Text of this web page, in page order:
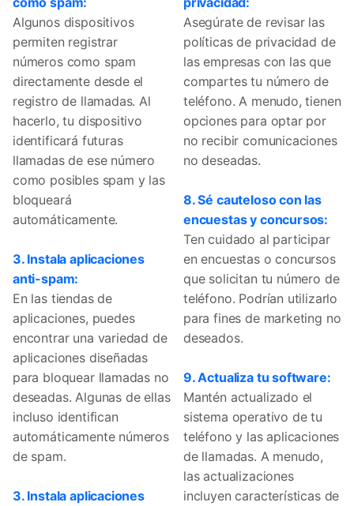
Algunos dispositivos
permiten registrar
números como spam
directamente desde el
registro de llamadas. Al
hacerlo, tu dispositivo
identificará futuras
llamadas de ese número
como posibles spam y las
bloqueará
automáticamente.
3. Instala aplicaciones
anti-spam:
En las tiendas de
aplicaciones, puedes
encontrar una variedad de
aplicaciones diseñadas
para bloquear llamadas no
deseadas. Algunas de ellas
incluso identifican
automáticamente números
de spam.
3. Instala aplicaciones
Asegúrate de revisar las
políticas de privacidad de
las empresas con las que
compartes tu número de
teléfono. A menudo, tienen
opciones para optar por
no recibir comunicaciones
no deseadas.
8. Sé cauteloso con las
encuestas y concursos:
Ten cuidado al participar
en encuestas o concursos
que solicitan tu número de
teléfono. Podrían utilizarlo
para fines de marketing no
deseados.
9. Actualiza tu software:
Mantén actualizado el
sistema operativo de tu
teléfono y las aplicaciones
de llamadas. A menudo,
las actualizaciones
incluyen características de